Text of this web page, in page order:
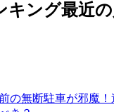
キング最近